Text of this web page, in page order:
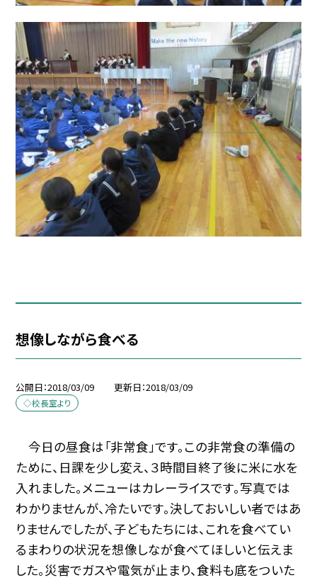
想像しながら食べる
公開日 2018/03/09 更新日 2018/03/09
◇校長室より
今日の昼食は「非常食」です。この非常食の準備の
ために、日課を少し変え、３時間目終了後に米に水を
入れました。メニューはカレーライスです。写真では
わかりませんが、冷たいです。決しておいしい者ではあ
りませんでしたが、子どもたちには、これを食べてい
るまわりの状況を想像しなが食べてほしいと伝えま
した。災害でガスや電気が止まり、食料も底をついた